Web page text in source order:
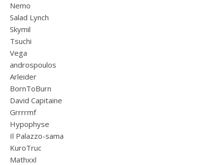
Nemo
Salad Lynch
Skymil
Tsuchi
Vega
androspoulos
Arleider
BornToBurn
David Capitaine
Grrrrmf
Hypophyse
Il Palazzo-sama
KuroTruc
Mathxxl